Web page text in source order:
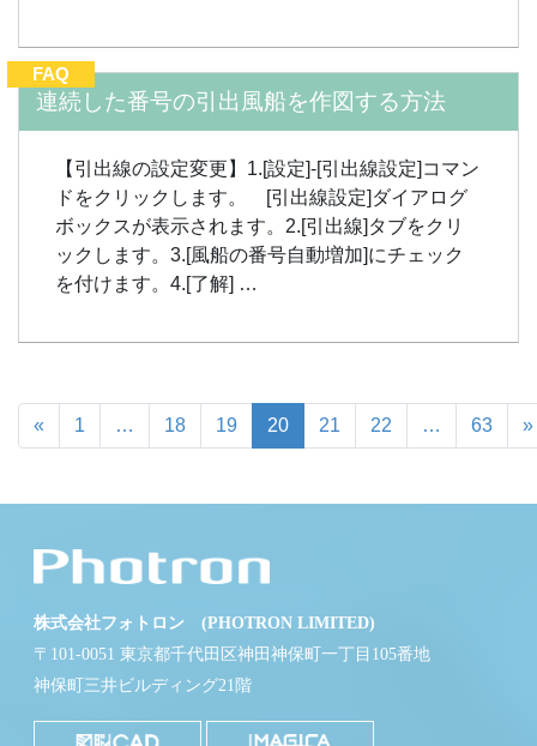
FAQ
連続した番号の引出風船を作図する方法
【引出線の設定変更】1.[設定]-[引出線設定]コマン
ドをクリックします。 [引出線設定]ダイアログ
ボックスが表示されます。2.[引出線]タブをクリ
ックします。3.[風船の番号自動増加]にチェック
を付けます。4.[了解] …
« 1 … 18 19 20 21 22 … 63 »
株式会社フォトロン (PHOTRON LIMITED)
〒101-0051 東京都千代田区神田神保町一丁目105番地
神保町三井ビルディング21階